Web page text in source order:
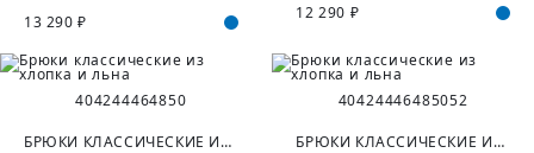
13 290 ₽
12 290 ₽
404244464850
БРЮКИ КЛАССИЧЕСКИЕ ИЗ ХЛОПКА И ЛЬНА
40424446485052
БРЮКИ КЛАССИЧЕСКИЕ ИЗ ХЛОПКА И ЛЬНА